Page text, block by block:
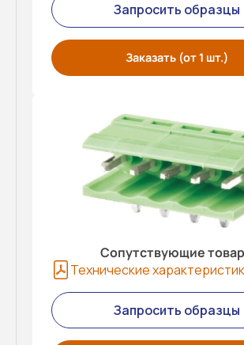
Запросить образцы
Заказать (от 1 шт.)
Сопутствующие
Технические
Запросить образцы